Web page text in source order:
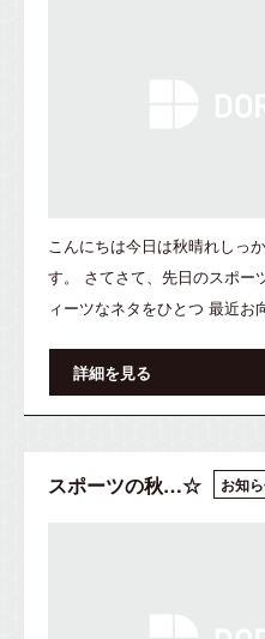
こんにちは今日は秋晴れしっ
す。 さてさて、先日のスポー
ィーツなネタをひとつ 最近
詳細を見る
スポーツの秋…☆ お知